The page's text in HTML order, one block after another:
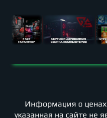
Информация о
указанная на сайте не